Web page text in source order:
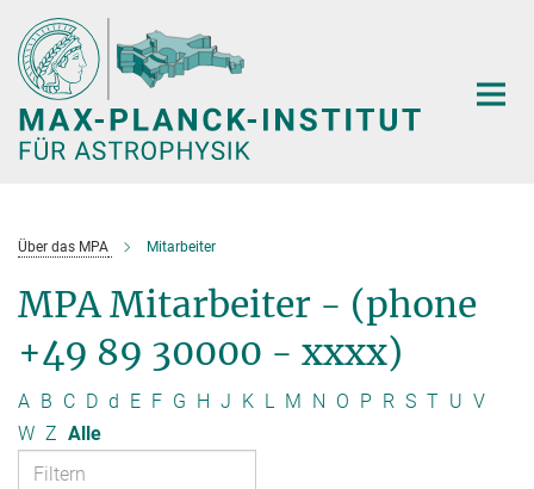
Hauptinhalt
Über das MPA Mitarbeiter
MPA Mitarbeiter - (phone
+49 89 30000 - xxxx)
A B C D d E F G H J K L M N O P R S T U V
W Z Alle